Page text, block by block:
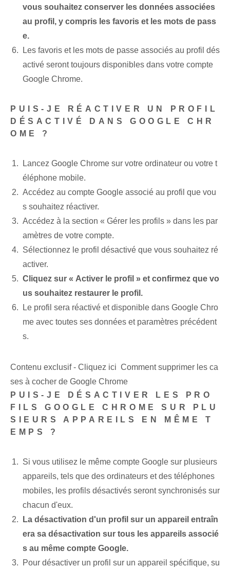
vous souhaitez conserver les données associées
au profil, y compris les favoris et les mots de pass
e.
Les favoris et les mots de passe associés au profil dés
activé seront toujours disponibles dans votre compte
Google Chrome.
PUIS-JE RÉACTIVER UN PROFIL
DÉSACTIVÉ DANS GOOGLE CHR
OME ?
Lancez Google Chrome sur votre ordinateur ou votre t
éléphone mobile.
Accédez au compte Google associé au profil que vou
s souhaitez réactiver.
Accédez à la section « Gérer les profils » dans les par
amètres de votre compte.
Sélectionnez le profil désactivé que vous souhaitez ré
activer.
Cliquez sur « Activer le profil » et confirmez que vo
us souhaitez restaurer le profil.
Le profil sera réactivé et disponible dans Google Chro
me avec toutes ses données et paramètres précédent
s.
Contenu exclusif - Cliquez ici Comment supprimer les ca
ses à cocher de Google Chrome
PUIS-JE DÉSACTIVER LES PRO
FILS GOOGLE CHROME SUR PLU
SIEURS APPAREILS EN MÊME T
EMPS ?
Si vous utilisez le même compte Google sur plusieurs
appareils, tels que des ordinateurs et des téléphones
mobiles, les profils désactivés seront synchronisés sur
chacun d'eux.
La désactivation d'un profil sur un appareil entraîn
era sa désactivation sur tous les appareils associé
s au même compte Google.
Pour désactiver un profil sur un appareil spécifique, su